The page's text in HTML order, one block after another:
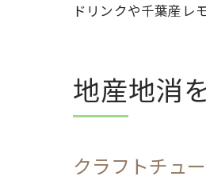
ドリンクや千葉産レ
地産地消
クラフトチュ